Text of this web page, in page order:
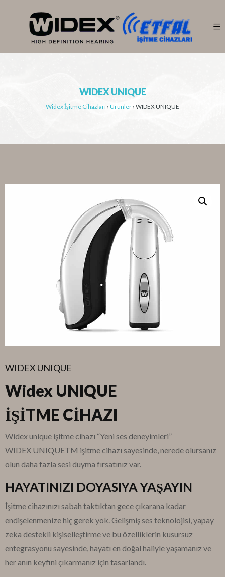
WIDEX UNIQUE
Widex İşitme Cihazları › Ürünler › WIDEX UNIQUE
WIDEX UNIQUE
Widex UNIQUE
İŞİTME CİHAZI
Widex unique işitme cihazı “Yeni ses deneyimleri”
WIDEX UNIQUETM işitme cihazı sayesinde, nerede olursanız
olun daha fazla sesi duyma fırsatınız var.
HAYATINIZI DOYASIYA YAŞAYIN
İşitme cihazınızı sabah taktıktan gece çıkarana kadar
endişelenmenize hiç gerek yok. Gelişmiş ses teknolojisi, yapay
zeka destekli kişiselleştirme ve bu özelliklerin kusursuz
entegrasyonu sayesinde, hayatı en doğal haliyle yaşamanız ve
her anın keyfini çıkarmanız için tasarlandı.